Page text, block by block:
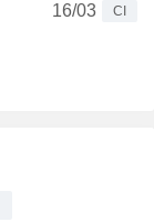
16/03
CI